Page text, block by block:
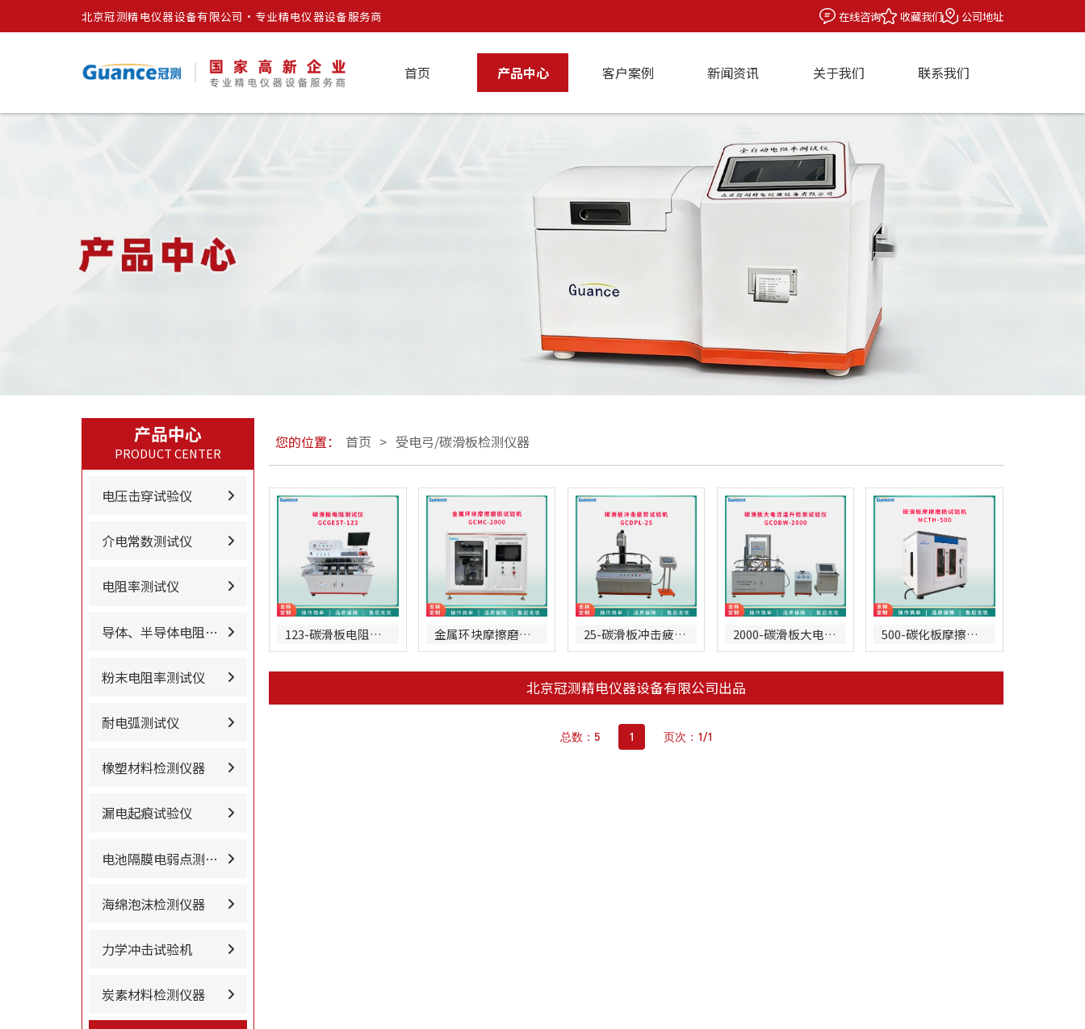
北京冠测精电仪器设备有限公司·专业精电仪器设备服务商 在线咨询 收藏我们 公司地址
首页 产品中心 客户案例 新闻资讯 关于我们 联系我们
产品中心
PRODUCT CENTER
电压击穿试验仪
介电常数测试仪
电阻率测试仪
导体、半导体电阻率…
粉末电阻率测试仪
耐电弧测试仪
橡塑材料检测仪器
漏电起痕试验仪
电池隔膜电弱点测试…
海绵泡沫检测仪器
力学冲击试验机
炭素材料检测仪器
您的位置： 首页 > 受电弓/碳滑板检测仪器
123-碳滑板电阻测试仪 金属环块摩擦磨损试验机 25-碳滑板冲击疲劳试验机 2000-碳滑板大电流试验机 500-碳化板摩擦磨损试验机
北京冠测精电仪器设备有限公司出品
总数：5 1 页次：1/1